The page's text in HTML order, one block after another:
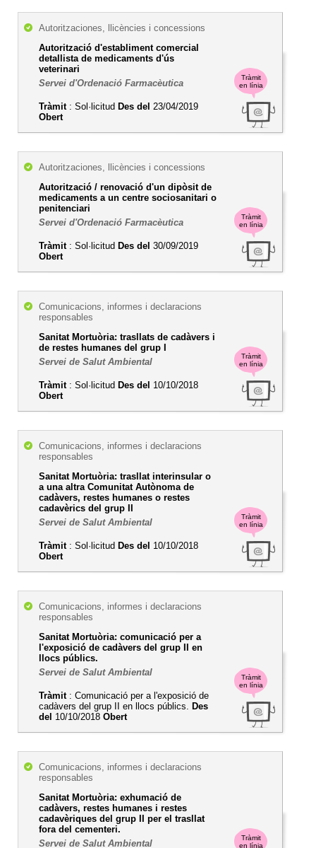
Tràmit
en línia
Autoritzaciones, llicències i concessions
Autorització d'establiment comercial
detallista de medicaments d'ús
veterinari
Servei d'Ordenació Farmacèutica
Tràmit: Sol·licitud Des del 23/04/2019
Obert
Tràmit
en línia
Autoritzaciones, llicències i concessions
Autorització / renovació d'un dipòsit de
medicaments a un centre sociosanitari o
penitenciari
Servei d'Ordenació Farmacèutica
Tràmit: Sol·licitud Des del 30/09/2019
Obert
Tràmit
en línia
Comunicacions, informes i declaracions
responsables
Sanitat Mortuòria: trasllats de cadàvers i
de restes humanes del grup I
Servei de Salut Ambiental
Tràmit: Sol·licitud Des del 10/10/2018
Obert
Tràmit
en línia
Comunicacions, informes i declaracions
responsables
Sanitat Mortuòria: trasllat interinsular o
a una altra Comunitat Autònoma de
cadàvers, restes humanes o restes
cadavèrics del grup II
Servei de Salut Ambiental
Tràmit: Sol·licitud Des del 10/10/2018
Obert
Tràmit
en línia
Comunicacions, informes i declaracions
responsables
Sanitat Mortuòria: comunicació per a
l'exposició de cadàvers del grup II en
llocs públics.
Servei de Salut Ambiental
Tràmit: Comunicació per a l'exposició de
cadàvers del grup II en llocs públics. Des
del 10/10/2018 Obert
Tràmit
en línia
Comunicacions, informes i declaracions
responsables
Sanitat Mortuòria: exhumació de
cadàvers, restes humanes i restes
cadavèriques del grup II per el trasllat
fora del cementeri.
Servei de Salut Ambiental